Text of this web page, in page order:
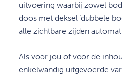
uitvoering waarbij zowel
doos met deksel ‘dubbele
alle zichtbare zijden
Als voor jou of voor de
enkelwandig uitgevoerde